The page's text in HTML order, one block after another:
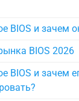
BIOS и зачем
BIOS 2026
BIOS и зачем